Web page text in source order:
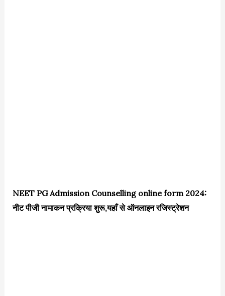
NEET PG Admission Counselling online form 2024:
नीट पीजी नामाकन प्रक्रिया शुरू,यहाँ से ऑनलाइन रजिस्ट्रेशन